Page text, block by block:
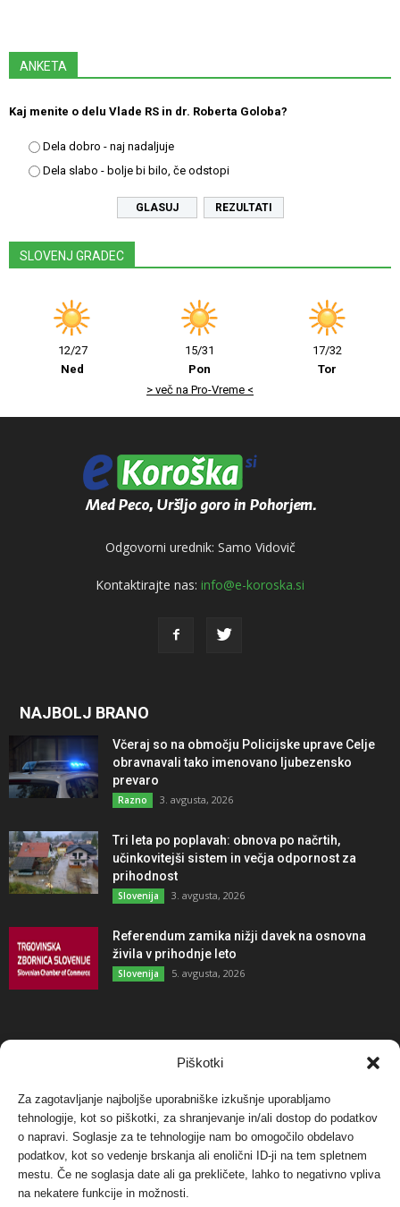
Piškotki
Za zagotavljanje najboljše uporabniške izkušnje uporabljamo
tehnologije, kot so piškotki, za shranjevanje in/ali dostop do podatkov
o napravi. Soglasje za te tehnologije nam bo omogočilo obdelavo
podatkov, kot so vedenje brskanja ali enolični ID-ji na tem spletnem
mestu. Če ne soglasja date ali ga prekličete, lahko to negativno vpliva
na nekatere funkcije in možnosti.
ANKETA
Kaj menite o delu Vlade RS in dr. Roberta Goloba?
Dela dobro - naj nadaljuje
Dela slabo - bolje bi bilo, če odstopi
REZULTATI
SLOVENJ GRADEC
12/27
Ned
15/31
Pon
17/32
Tor
> več na Pro-Vreme <
Odgovorni urednik: Samo Vidovič
Kontaktirajte nas: info@e-koroska.si
NAJBOLJ BRANO
Včeraj so na območju Policijske uprave Celje
obravnavali tako imenovano ljubezensko
prevaro
Razno 3. avgusta, 2026
Tri leta po poplavah: obnova po načrtih,
učinkovitejši sistem in večja odpornost za
prihodnost
Slovenija 3. avgusta, 2026
Referendum zamika nižji davek na osnovna
živila v prihodnje leto
Slovenija 5. avgusta, 2026
NAJBOLJ KOMENTIRANO
Protest proti vetrnim elektrarnam na Ojstrici, v
svetu pa vedno bolj...
Dogodki 12. maja, 2017
Tožilstvo v Celovcu v korist elektrarnam